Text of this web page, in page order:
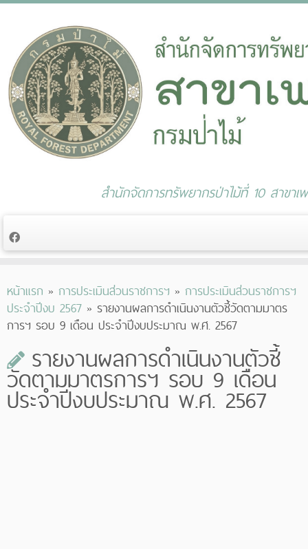
to
content
สำนักจัดการทรัพยากรป่าไม้ที่ 10 สาขาเ
หน้าแรก » การประเมินส่วนราชการฯ » การประเมินส่วนราชการฯ
ประจำปีงบ 2567 » รายงานผลการดำเนินงานตัวชี้วัดตามมาตร
การฯ รอบ 9 เดือน ประจำปีงบประมาณ พ.ศ. 2567
รายงานผลการดำเนินงานตัวชี้
วัดตามมาตรการฯ รอบ 9 เดือน
ประจำปีงบประมาณ พ.ศ. 2567